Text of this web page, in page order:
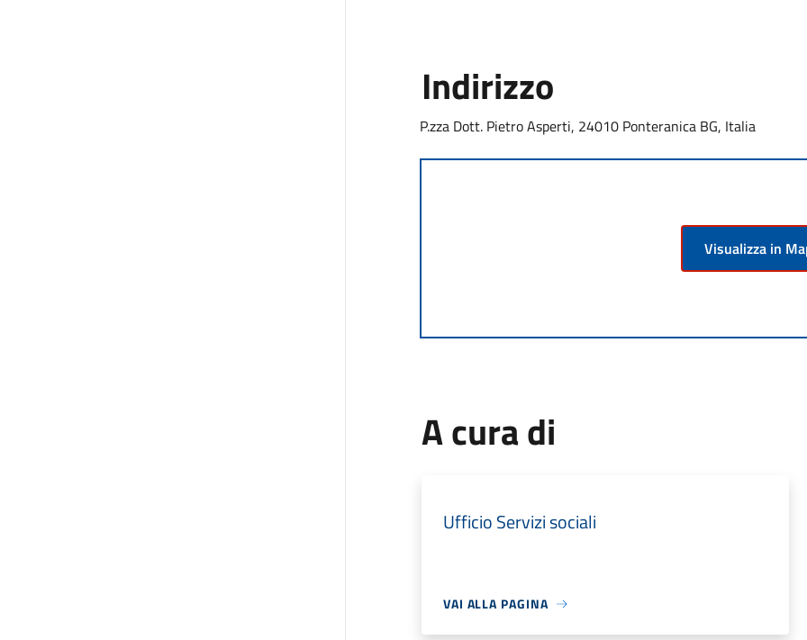
Indirizzo
P.zza Dott. Pietro Asperti, 24010 Ponteranica BG, Italia
Visualizza in
A cura di
Ufficio Servizi sociali
VAI ALLA PAGINA